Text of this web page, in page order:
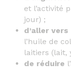
et l’activité
jour) ;
d’aller vers
l’huile de
laitiers (lait,
de réduire